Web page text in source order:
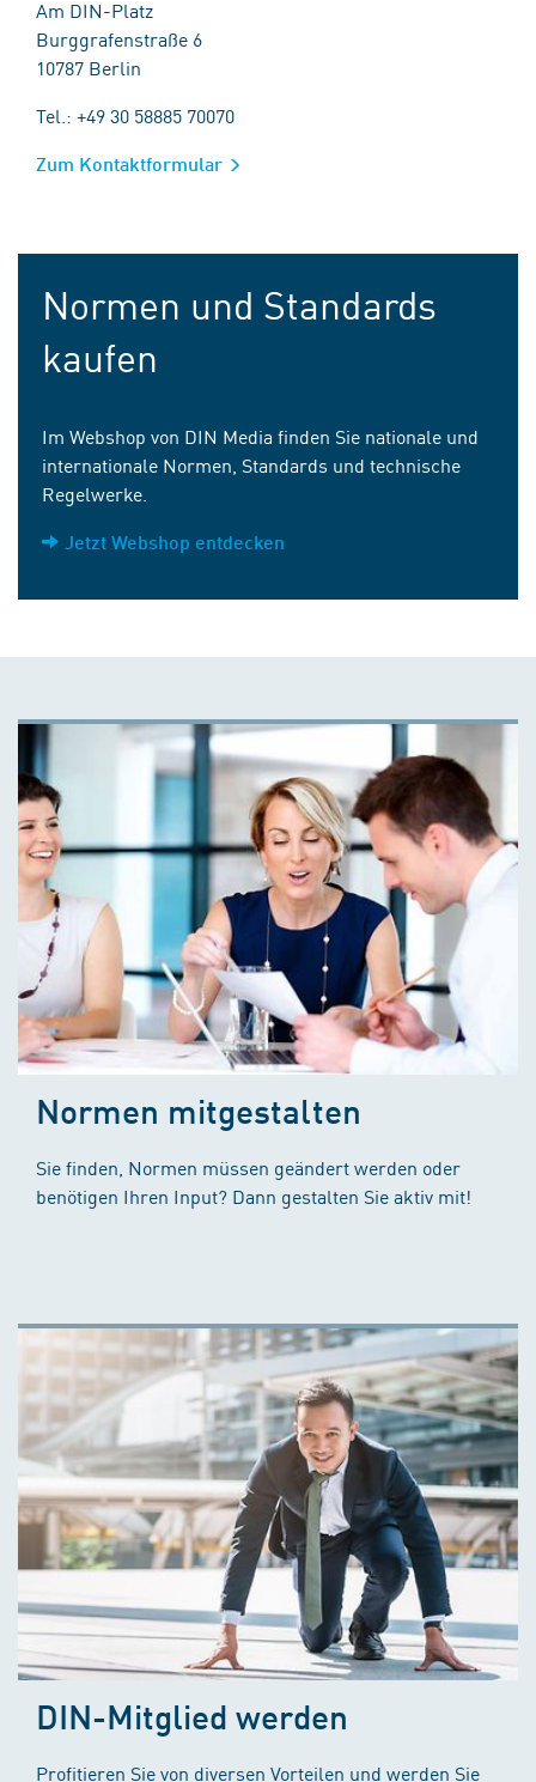
Am DIN-Platz
Burggrafenstraße 6
10787 Berlin
Tel.: +49 30 58885 70070
Zum Kontaktformular
Normen und Standards
kaufen
Im Webshop von DIN Media finden Sie nationale und
internationale Normen, Standards und technische
Regelwerke.
Jetzt Webshop entdecken
Normen mitgestalten
Sie finden, Normen müssen geändert werden oder
benötigen Ihren Input? Dann gestalten Sie aktiv mit!
DIN-Mitglied werden
Profitieren Sie von diversen Vorteilen und werden Sie